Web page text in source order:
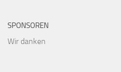
SPONSOREN
Wir danken